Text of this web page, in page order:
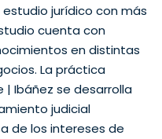
estudio jurídico con más
cuenta con
en distintas
La práctica
| Ibáñez se desarrolla
judicial
de los intereses de